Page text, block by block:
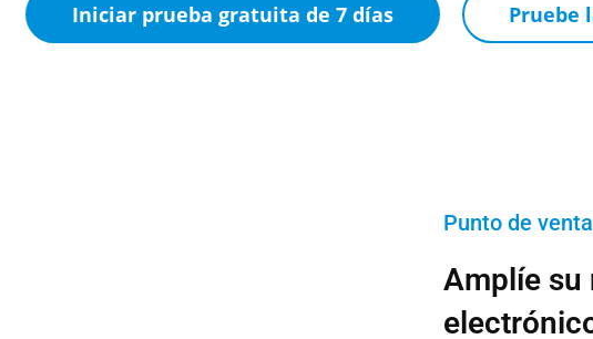
Iniciar prueba gratuita de 7 días Pruebe
Punto de venta
Amplíe su